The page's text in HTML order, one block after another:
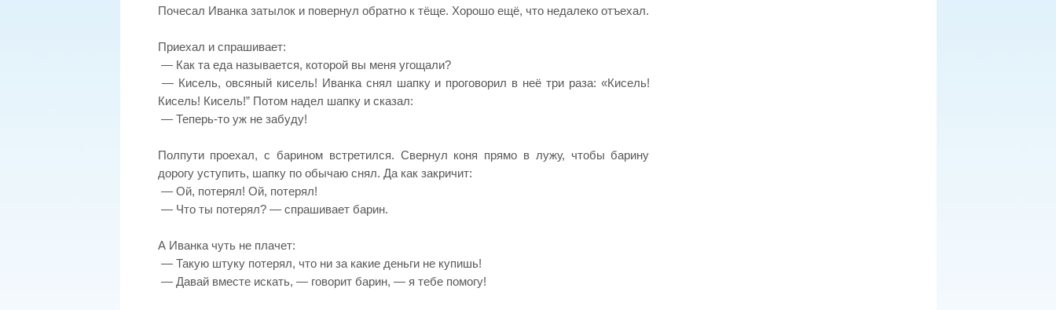
Почесал Иванка затылок и повернул обратно к тёще. Хорошо ещё, что недалеко отъехал.
Приехал и спрашивает:
— Как та еда называется, которой вы меня угощали?
— Кисель, овсяный кисель! Иванка снял шапку и проговорил в неё три раза: «Кисель!
Кисель! Кисель!” Потом надел шапку и сказал:
— Теперь-то уж не забуду!
Полпути проехал, с барином встретился. Свернул коня прямо в лужу, чтобы барину
дорогу уступить, шапку по обычаю снял. Да как закричит:
— Ой, потерял! Ой, потерял!
— Что ты потерял? — спрашивает барин.
А Иванка чуть не плачет:
— Такую штуку потерял, что ни за какие деньги не купишь!
— Давай вместе искать, — говорит барин, — я тебе помогу!